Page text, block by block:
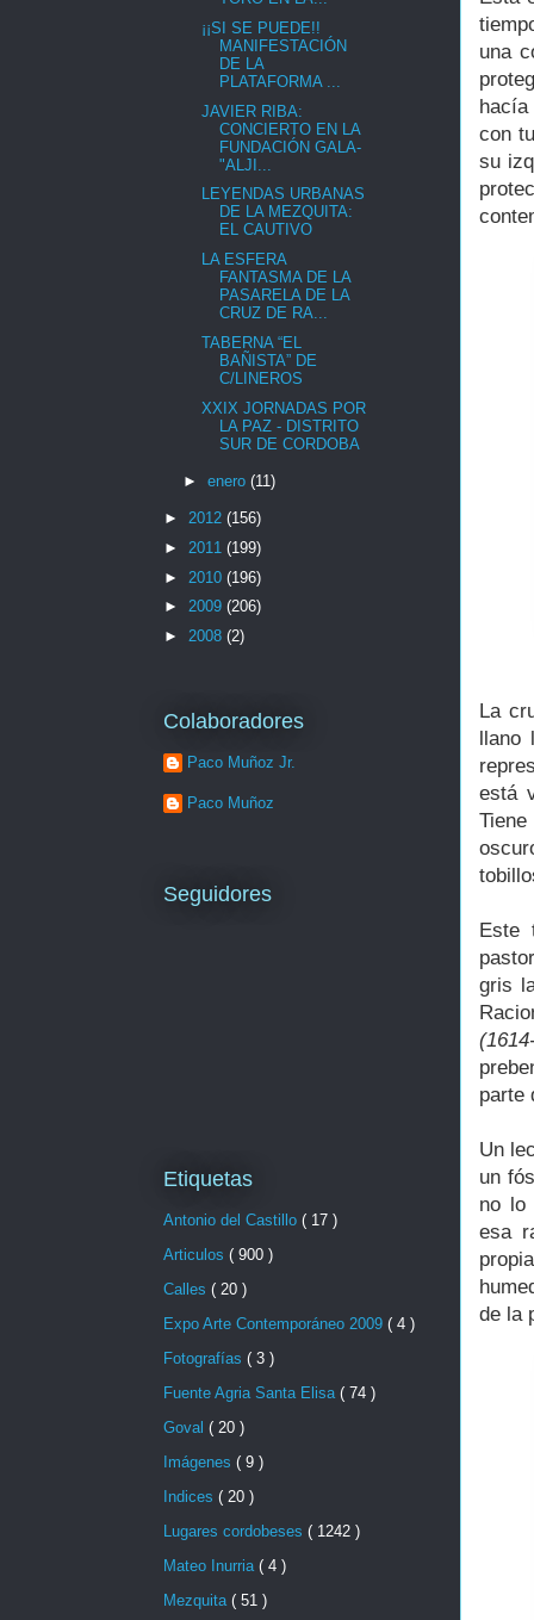
una
con
su
La
llano
está
Este
gris
parte
Un
un
no lo
esa
de la
¡¡SI SE PUEDE!!
MANIFESTACIÓN
DE LA
PLATAFORMA ...
JAVIER RIBA:
CONCIERTO EN LA
FUNDACIÓN GALA-
"ALJI...
LEYENDAS URBANAS
DE LA MEZQUITA:
EL CAUTIVO
LA ESFERA
FANTASMA DE LA
PASARELA DE LA
CRUZ DE RA...
TABERNA “EL
BAÑISTA” DE
C/LINEROS
XXIX JORNADAS POR
LA PAZ - DISTRITO
SUR DE CORDOBA
► enero (11)
► 2012 (156)
► 2011 (199)
► 2010 (196)
► 2009 (206)
► 2008 (2)
Colaboradores
Paco Muñoz Jr.
Paco Muñoz
Seguidores
Etiquetas
Antonio del Castillo ( 17 )
Articulos ( 900 )
Calles ( 20 )
Expo Arte Contemporáneo 2009 ( 4 )
Fotografías ( 3 )
Fuente Agria Santa Elisa ( 74 )
Goval ( 20 )
Imágenes ( 9 )
Indices ( 20 )
Lugares cordobeses ( 1242 )
Mateo Inurria ( 4 )
Mezquita ( 51 )